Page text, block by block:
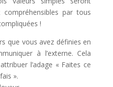
par tous
!
que vous avez définies en
à l’externe. Cela
l’adage « Faites ce
».